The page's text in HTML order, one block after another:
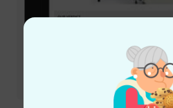
Superstar Classic Kit 22 BAB